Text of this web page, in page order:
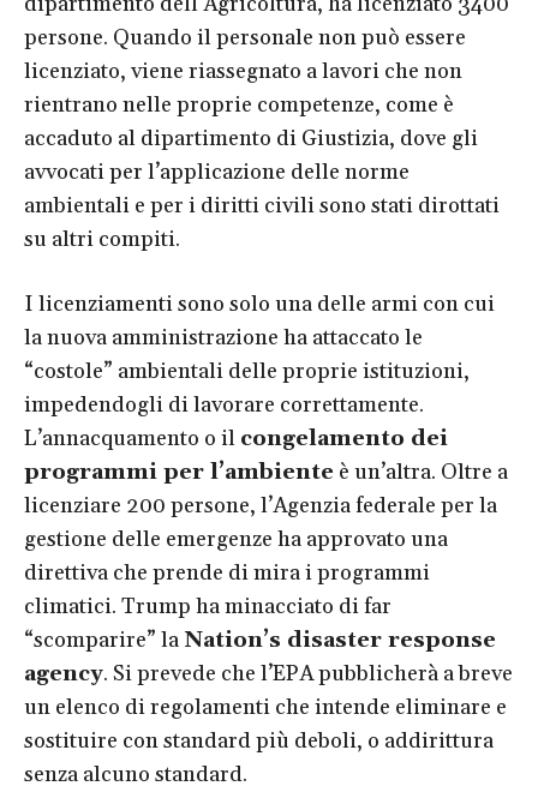
persone. Quando il personale non può essere
licenziato, viene riassegnato a lavori che non
rientrano nelle proprie competenze, come è
accaduto al dipartimento di Giustizia, dove gli
avvocati per l’applicazione delle norme
ambientali e per i diritti civili sono stati dirottati
su altri compiti.
I licenziamenti sono solo una delle armi con cui
la nuova amministrazione ha attaccato le
“costole” ambientali delle proprie istituzioni,
impedendogli di lavorare correttamente.
L’annacquamento o il congelamento dei
programmi per l’ambiente è un’altra. Oltre a
licenziare 200 persone, l’Agenzia federale per la
gestione delle emergenze ha approvato una
direttiva che prende di mira i programmi
climatici. Trump ha minacciato di far
“scomparire” la Nation’s disaster response
agency. Si prevede che l’EPA pubblicherà a breve
un elenco di regolamenti che intende eliminare e
sostituire con standard più deboli, o addirittura
senza alcuno standard.